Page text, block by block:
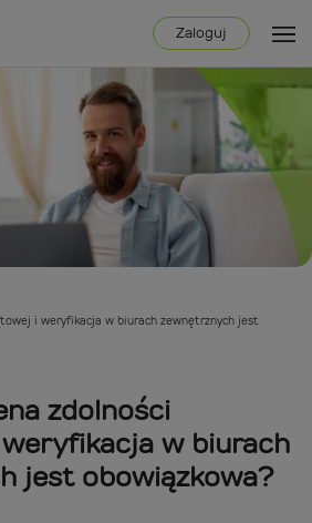
Zaloguj
i weryfikacja w biurach zewnętrznych jest
zdolności
w biurach
jest obowiązkowa?